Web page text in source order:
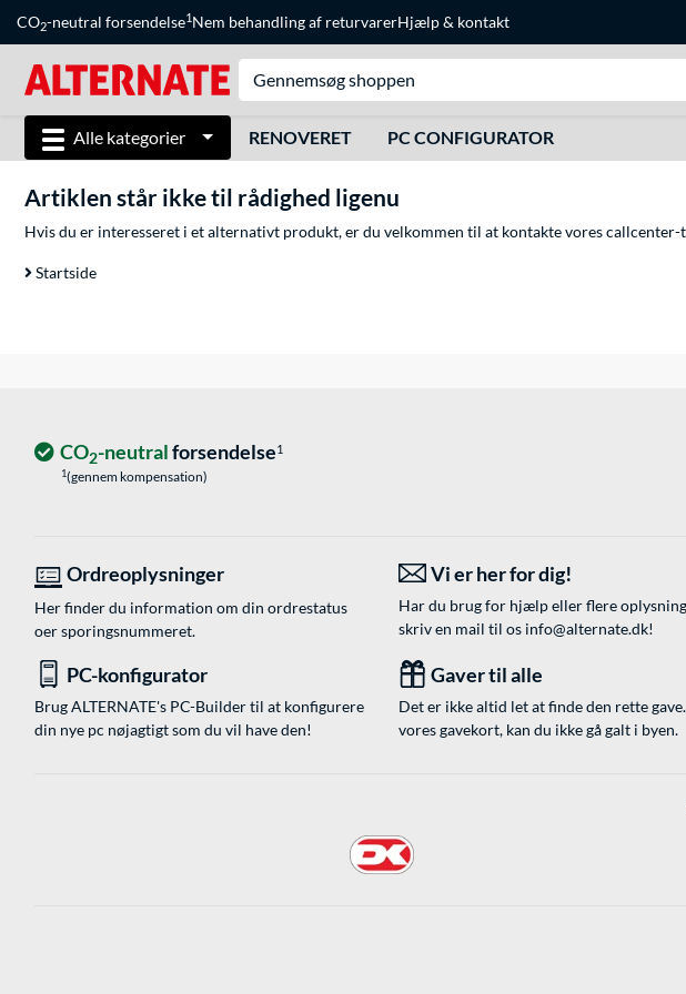
CO2-neutral forsendelse1Nem behandling af returvarerHjælp& kontakt
Alle kategorier RENOVERET PC CONFIGURATOR
Artiklen står ikke til rådighed ligenu
Hvis du er interesseret i et alternativt produkt, er du velkommen til at kontakte vores callcenter-
Startside
CO2-neutralforsendelse1
1(gennem kompensation)
Ordreoplysninger
Her finder du information om din ordrestatus
oer sporingsnummeret.
Vi er her for dig!
Har du brug for hjælp eller flere
skriv en mail til os info@alternate.dk!
PC-konfigurator
Brug ALTERNATE's PC-Builder til at konfigurere
din nye pc nøjagtigt som du vil have den!
Gaver til alle
Det er ikke altid let at finde den rette
vores gavekort, kan du ikke gå galt i byen.